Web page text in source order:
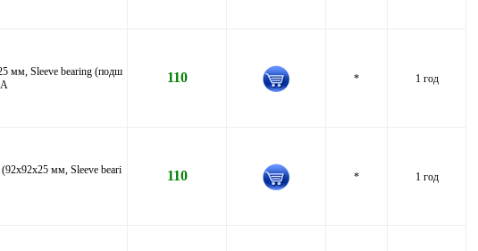
мм, Sleeve bearing (подш
110 * 1 год
мм, Sleeve beari
110 * 1 год